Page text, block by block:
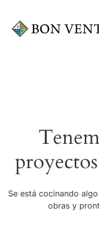
Se está cocinando
obras y